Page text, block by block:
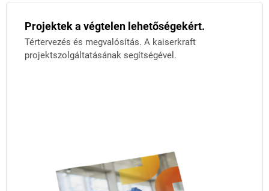
Projektek a végtelen lehetőségekért.
Tértervezés és megvalósítás. A kaiserkraft
projektszolgáltatásának segítségével.